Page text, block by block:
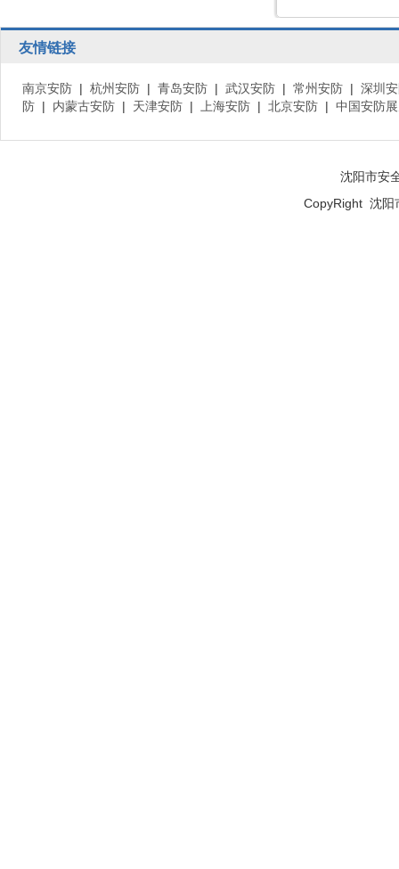
友情链接
南京安防 | 杭州安防 | 青岛安防 | 武汉安防 | 常州安防 | 深圳
防 | 内蒙古安防 | 天津安防 | 上海安防 | 北京安防 | 中国安防
沈阳市安
CopyRight 沈阳